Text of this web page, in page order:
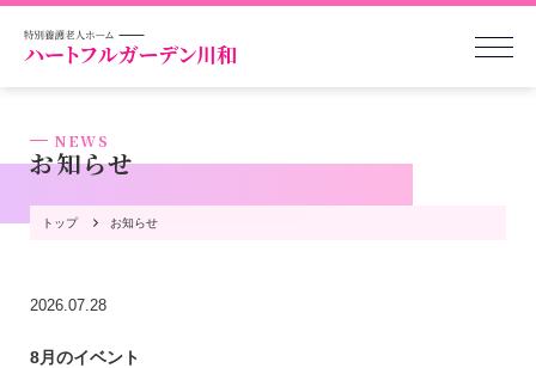
NEWS
お知らせ
トップ お知らせ
2026.07.28
8月のイベント